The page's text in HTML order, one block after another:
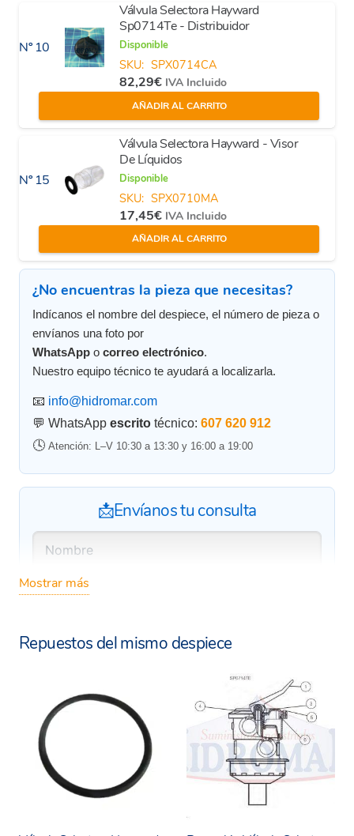
Nº 10
Válvula Selectora Hayward
Sp0714Te - Distribuidor
Disponible
SKU: SPX0714CA
82,29€ IVA Incluido
AÑADIR AL CARRITO
Nº 15
Válvula Selectora Hayward - Visor
De Líquidos
Disponible
SKU: SPX0710MA
17,45€ IVA Incluido
AÑADIR AL CARRITO
¿No encuentras la pieza que necesitas?
Indícanos el nombre del despiece, el número de pieza o
envíanos una foto por
WhatsApp o correo electrónico.
Nuestro equipo técnico te ayudará a localizarla.
📧 info@hidromar.com
💬 WhatsApp escrito técnico: 607 620 912
🕓 Atención: L–V 10:30 a 13:30 y 16:00 a 19:00
📩Envíanos tu consulta
Mostrar más
Repuestos del mismo despiece